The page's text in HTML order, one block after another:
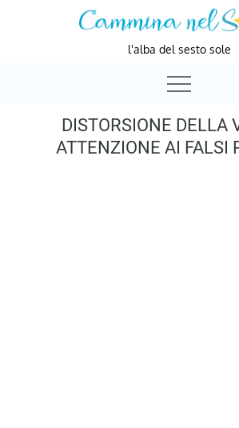
l'alba del sesto sole
DISTORSIONE DELLA
ATTENZIONE AI FALSI